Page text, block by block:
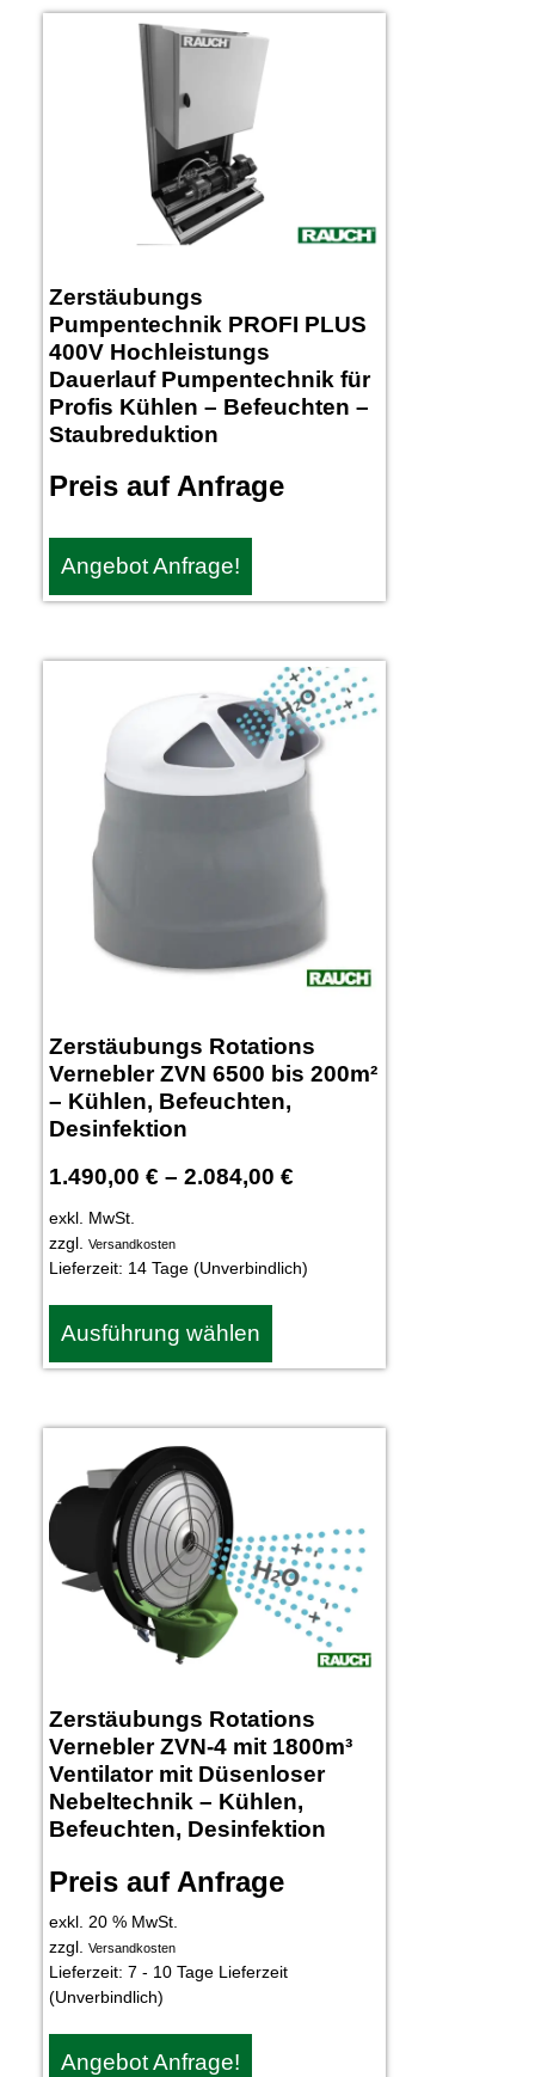
Zerstäubungs
Pumpentechnik PROFI PLUS
400V Hochleistungs
Dauerlauf Pumpentechnik für
Profis Kühlen – Befeuchten –
Staubreduktion
Preis auf Anfrage
Angebot Anfrage!
Zerstäubungs Rotations
Vernebler ZVN 6500 bis 200m²
– Kühlen, Befeuchten,
Desinfektion
1.490,00 € – 2.084,00 €
exkl. MwSt.
zzgl.
Versandkosten
Lieferzeit: 14 Tage (Unverbindlich)
Ausführung wählen
Zerstäubungs Rotations
Vernebler ZVN-4 mit 1800m³
Ventilator mit Düsenloser
Nebeltechnik – Kühlen,
Befeuchten, Desinfektion
Preis auf Anfrage
exkl. 20 % MwSt.
zzgl.
Versandkosten
Lieferzeit: 7 - 10 Tage Lieferzeit
(Unverbindlich)
Angebot Anfrage!